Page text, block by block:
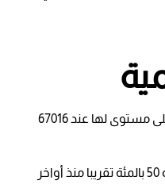
وكانت عملة بتكوين، التي سجلت أعلى مستوى لها عند 67016
بالمئة عند 61457 دولارا، بارتفاع قدره 50 بالمئة تقريبا منذ أواخر